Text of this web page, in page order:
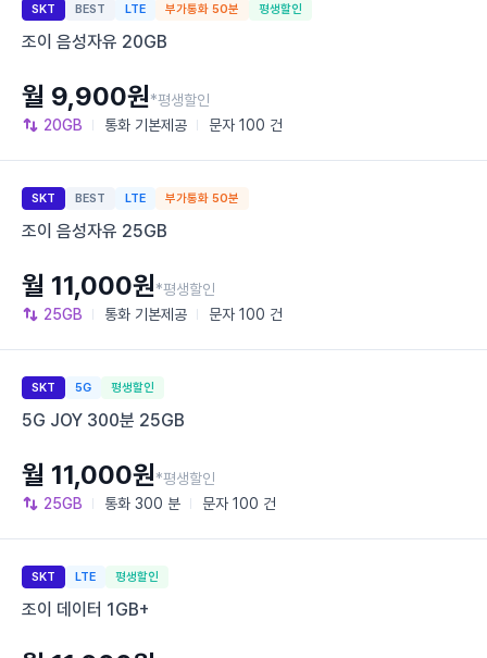
SKT BEST LTE 부가통화 50분 평생할인
조이 음성자유 20GB
20GB 통화 기본제공 문자 100 건
월 9,900원*평생할인
SKT BEST LTE 부가통화 50분
조이 음성자유 25GB
25GB 통화 기본제공 문자 100 건
월 11,000원*평생할인
SKT 5G 평생할인
5G JOY 300분 25GB
25GB 통화 300 분 문자 100 건
월 11,000원*평생할인
SKT LTE 평생할인
조이 데이터 1GB+